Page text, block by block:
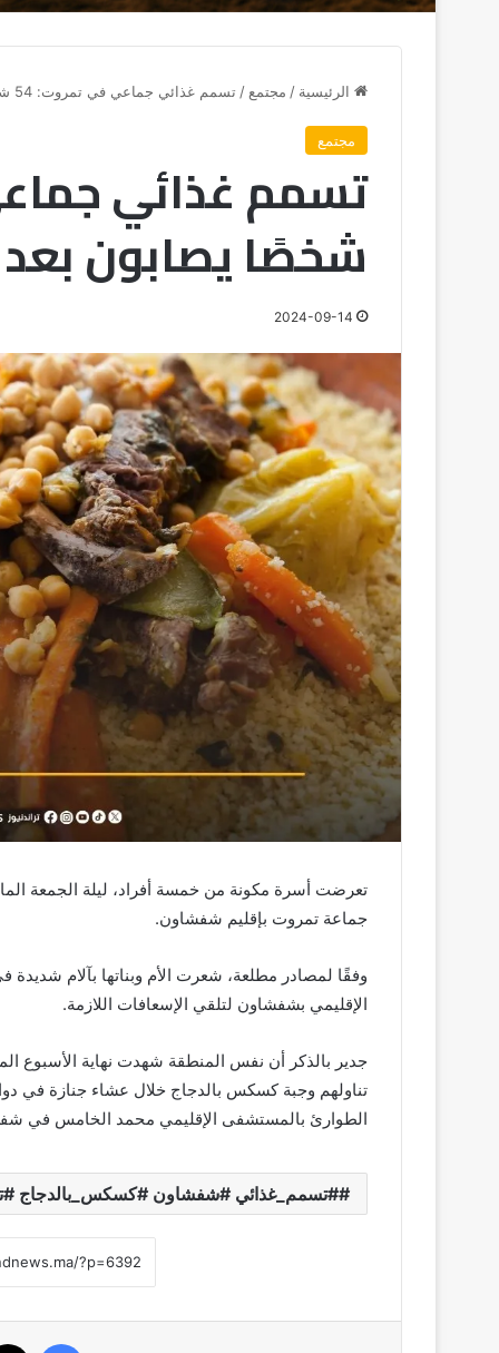
الرئيسية / مجتمع / تسمم غذائي جماعي في تمروت: 54 شخصًا يصابون بعد وجبة جنازة
مجتمع
شخصًا يصابون بعد
2024-09-14
تعرضت أسرة مكونة من خمسة أفراد، ليلة الجمعة
جماعة تمروت بإقليم شفشاون.
وفقًا لمصادر مطلعة، شعرت الأم وبناتها بآلام
الإقليمي بشفشاون لتلقي الإسعافات اللازمة.
تناولهم وجبة كسكس بالدجاج خلال عشاء جنازة في
الطوارئ بالمستشفى الإقليمي محمد الخامس في
#تسمم_غذائي #شفشاون #كسكس_بالدجاج